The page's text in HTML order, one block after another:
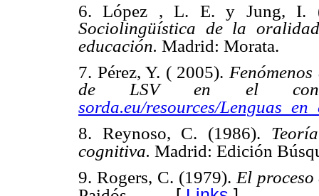
6. López , L. E. y Jung, I.
Sociolingüística de la
educación. Madrid: Morata.
7. Pérez, Y. ( 2005).
de LSV en el
sorda.eu/resources/
8. Reynoso, C. (1986).
cognitiva. Madrid: Edición
9. Rogers, C. (1979). El